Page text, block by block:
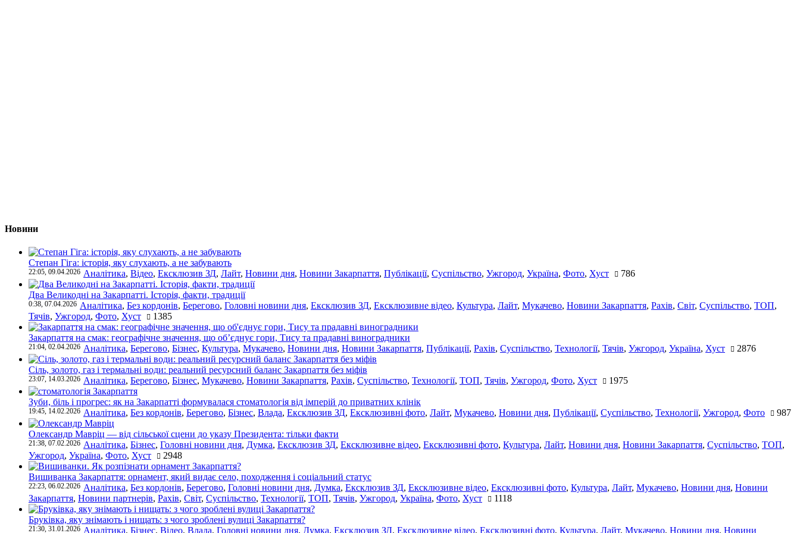
Новини
Степан Гіга: історія, яку слухають, а не забувають
22:05, 09.04.2026 Аналітика, Відео, Ексклюзив ЗД, Лайт, Новини дня, Новини Закарпаття, Публікації, Суспільство, Ужгород, Україна, Фото, Хуст 786
Два Великодні на Закарпатті. Історія, факти, традиції
0:38, 07.04.2026 Аналітика, Без кордонів, Берегово, Головні новини дня, Ексклюзив ЗД, Ексклюзивне відео, Культура, Лайт, Мукачево, Новини Закарпаття, Рахів, Світ, Суспільство, ТОП,
Тячів, Ужгород, Фото, Хуст 1385
Закарпаття на смак: географічне значення, що об’єднує гори, Тису та прадавні виноградники
21:04, 02.04.2026 Аналітика, Берегово, Бізнес, Культура, Мукачево, Новини дня, Новини Закарпаття, Публікації, Рахів, Суспільство, Технології, Тячів, Ужгород, Україна, Хуст 2876
Сіль, золото, газ і термальні води: реальний ресурсний баланс Закарпаття без міфів
23:07, 14.03.2026 Аналітика, Берегово, Бізнес, Мукачево, Новини Закарпаття, Рахів, Суспільство, Технології, ТОП, Тячів, Ужгород, Фото, Хуст 1975
Зуби, біль і прогрес: як на Закарпатті формувалася стоматологія від імперій до приватних клінік
19:45, 14.02.2026 Аналітика, Без кордонів, Берегово, Бізнес, Влада, Ексклюзив ЗД, Ексклюзивні фото, Лайт, Мукачево, Новини дня, Публікації, Суспільство, Технології, Ужгород, Фото 987
Олександр Мавріц — від сільської сцени до указу Президента: тільки факти
21:38, 07.02.2026 Аналітика, Бізнес, Головні новини дня, Думка, Ексклюзив ЗД, Ексклюзивне відео, Ексклюзивні фото, Культура, Лайт, Новини дня, Новини Закарпаття, Суспільство, ТОП,
Ужгород, Україна, Фото, Хуст 2948
Вишиванка Закарпаття: орнамент, який видає село, походження і соціальний статус
22:23, 06.02.2026 Аналітика, Без кордонів, Берегово, Головні новини дня, Думка, Ексклюзив ЗД, Ексклюзивне відео, Ексклюзивні фото, Культура, Лайт, Мукачево, Новини дня, Новини
Закарпаття, Новини партнерів, Рахів, Світ, Суспільство, Технології, ТОП, Тячів, Ужгород, Україна, Фото, Хуст 1118
Бруківка, яку знімають і нищать: з чого зроблені вулиці Закарпаття?
21:30, 31.01.2026 Аналітика, Бізнес, Відео, Влада, Головні новини дня, Думка, Ексклюзив ЗД, Ексклюзивне відео, Ексклюзивні фото, Культура, Лайт, Мукачево, Новини дня, Новини